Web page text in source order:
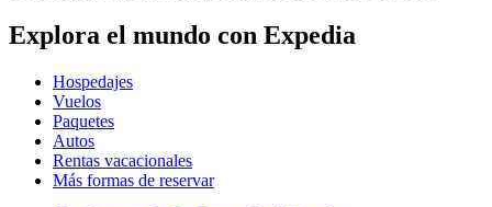
Explora el mundo con Expedia
Hospedajes
Vuelos
Paquetes
Autos
Rentas vacacionales
Más formas de reservar